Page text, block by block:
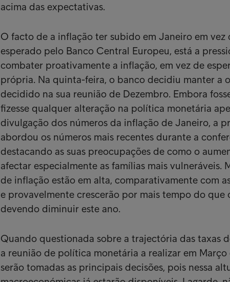
acima das expectativas.
O facto de a inflação ter subido em Janeiro em vez
esperado pelo Banco Central Europeu, está a
combater proativamente a inflação, em vez de
própria. Na quinta-feira, o banco decidiu manter a
decidido na sua reunião de Dezembro. Embora
fizesse qualquer alteração na política monetária
divulgação dos números da inflação de Janeiro, a
abordou os números mais recentes durante a
destacando as suas preocupações de como o
afectar especialmente as famílias mais vulneráveis.
de inflação estão em alta, comparativamente com
e provavelmente crescerão por mais tempo do que
devendo diminuir este ano.
Quando questionada sobre a trajectória das taxas
a reunião de política monetária a realizar em
serão tomadas as principais decisões, pois nessa